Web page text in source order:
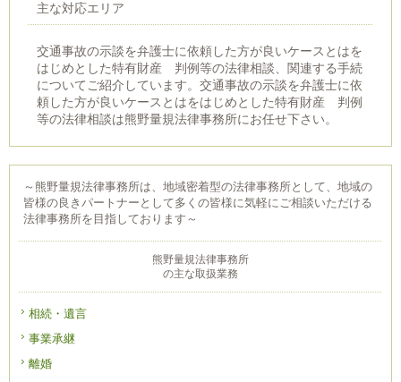
～熊野量規法律事務所は、地域密着型の法律事務所として、地域の
皆様の良きパートナーとして多くの皆様に気軽にご相談いただける
法律事務所を目指しております～
熊野量規法律事務所
の主な取扱業務
相続・遺言
事業承継
離婚
主な対応エリア
交通事故の示談を弁護士に依頼した方が良いケースとはを
はじめとした特有財産 判例等の法律相談、関連する手続
についてご紹介しています。交通事故の示談を弁護士に依
頼した方が良いケースとはをはじめとした特有財産 判例
等の法律相談は熊野量規法律事務所にお任せ下さい。